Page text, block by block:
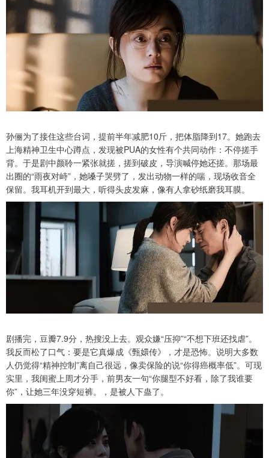
孙俪为了接住这些台词，提前半年减肥10斤，把体脂降到17。她跑去
上海精神卫生中心蹲点，发现被PUA的女性有个共同动作：不停搓手
背。于是剧中颜聆一紧张就搓，搓到破皮，导演喊停她还搓。那场最
出圈的“雨夜对峙”，她嗓子哭劈了，发出动物一样的喘，现场收音全
保留。我耳机开到最大，听得头皮发麻，像有人拿砂纸磨我耳膜。
剧播完，豆瓣7.9分，热搜没上去。观众嫌“压抑”“不想下班还找虐”。
我反而松了口气：要是它真爆成《甄嬛传》，才是恐怖。说明大多数
人仍觉得“精神控制”离自己很远，像卖保险的说“你得癌概率低”。可现
实里，我闺蜜上周才分手，前男友一句“你腿型不好看，除了我谁要
你”，让她三年没穿短裤。，是被人下蛊了。